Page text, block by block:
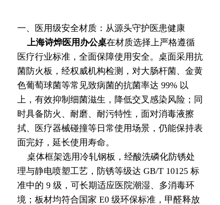
一、医用级安全材质：从源头守护医患健康
上海诗烨医用办公桌在材质选择上严格遵循
医疗行业标准，全面保障使用安全。桌面采用抗
菌防火板，经权威机构检测，对大肠杆菌、金黄
色葡萄球菌等常见致病菌的抗菌率达 99% 以
上，有效抑制细菌滋生，降低交叉感染风险；同
时具备防火、耐磨、耐污特性，面对消毒液擦
拭、医疗器械碰撞等日常使用场景，仍能保持表
面完好，延长使用寿命。
桌体框架选用冷轧钢板，经酸洗磷化防锈处
理与静电喷塑工艺，防锈等级达 GB/T 10125 标
准中的 9 级，可长期适应医院潮湿、多消毒环
境；板材均符合国家 E0 级环保标准，甲醛释放